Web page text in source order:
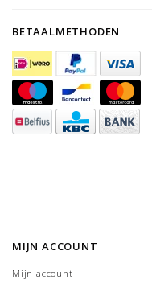
BETAALMETHODEN
MIJN ACCOUNT
Mijn account